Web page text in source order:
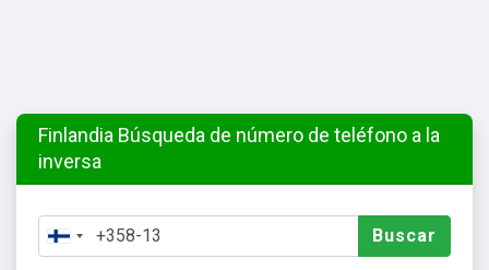
Finlandia Búsqueda de número de teléfono a la
inversa
Buscar